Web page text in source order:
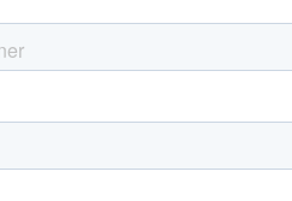
fermement que la
de pair avec le